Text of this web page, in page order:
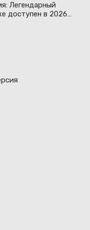
Легендарный
доступен в 2026